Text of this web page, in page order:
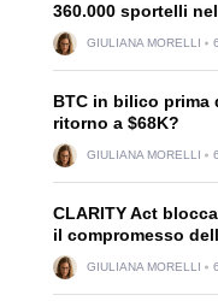
360.000 sportelli
GIULIANA MORELLI
BTC in bilico prima
ritorno a $68K?
GIULIANA MORELLI
CLARITY Act
il compromesso
GIULIANA MORELLI